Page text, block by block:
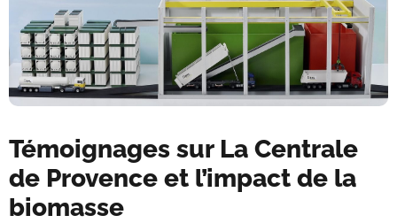
Témoignages sur La Centrale
de Provence et l’impact de la
biomasse